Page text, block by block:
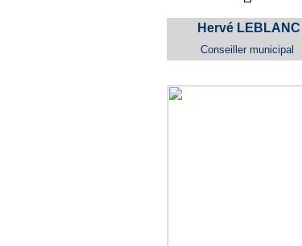
Hervé LEBLANC
Conseiller municipal